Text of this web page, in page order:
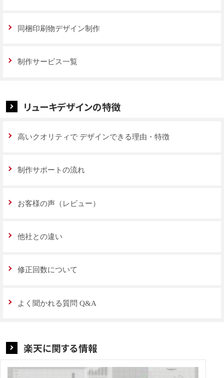
同梱印刷物デザイン制作
制作サービス一覧
リューキデザインの特徴
高いクオリティで デザインできる理由・特徴
制作サポートの流れ
お客様の声（レビュー）
他社との違い
修正回数について
よく聞かれる質問 Q&A
楽天に関する情報